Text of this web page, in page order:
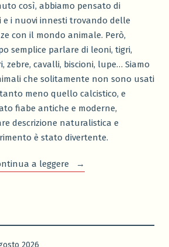
così, abbiamo pensato di
e i nuovi innesti trovando delle
con il mondo animale. Però,
semplice parlare di leoni, tigri,
zebre, cavalli, biscioni, lupe… Siamo
che solitamente non sono usati
meno quello calcistico, e
fiabe antiche e moderne,
descrizione naturalistica e
è stato divertente.
a leggere
“Una
2026